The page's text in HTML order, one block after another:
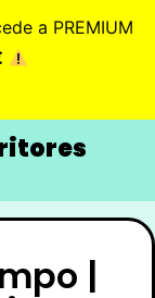
a PREMIUM
|